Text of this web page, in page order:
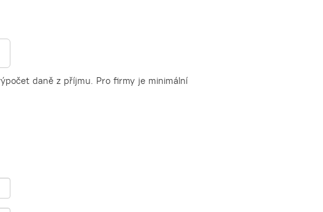
daně z příjmu. Pro firmy je minimální